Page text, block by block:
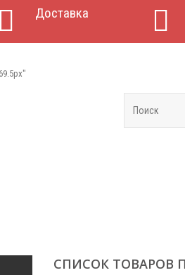
Доставка
СПИСОК ТОВАРОВ